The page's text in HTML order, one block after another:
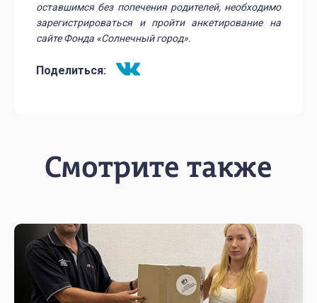
оставшимся без попечения родителей, необходимо
зарегистрироваться и пройти анкетирование на
сайте Фонда «Солнечный город».
Поделиться:
Смотрите также